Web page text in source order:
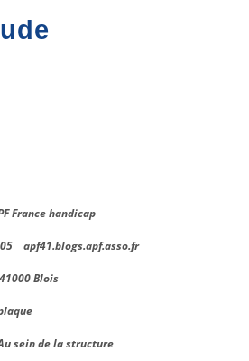
France handicap
05 apf41.blogs.apf.asso.fr
Blois
sein de la structure